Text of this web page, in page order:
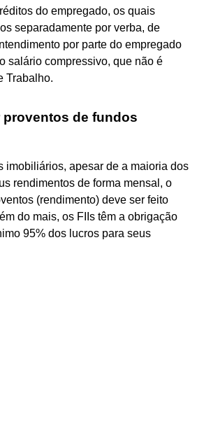
do empregado, os quais
separadamente por verba, de
por parte do empregado
salário compressivo, que não é
Trabalho.
proventos de fundos
imobiliários, apesar de a maioria dos
rendimentos de forma mensal, o
(rendimento) deve ser feito
do mais, os FIIs têm a obrigação
95% dos lucros para seus